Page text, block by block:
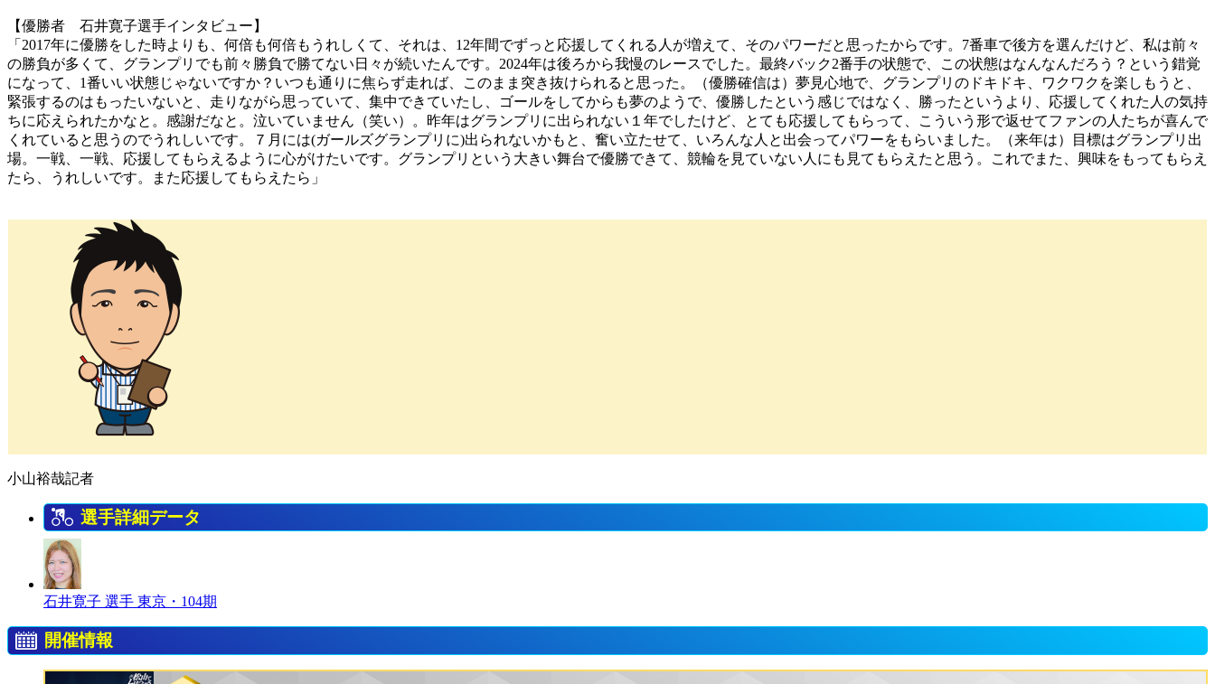
【優勝者 石井寛子選手インタビュー】
「2017年に優勝をした時よりも、何倍も何倍もうれしくて、それは、12年間でずっと応援してくれる人が増えて、そのパワーだと思ったからです。7番車で後方を選んだけど、私は前々
の勝負が多くて、グランプリでも前々勝負で勝てない日々が続いたんです。2024年は後ろから我慢のレースでした。最終バック2番手の状態で、この状態はなんなんだろう？という錯覚
になって、1番いい状態じゃないですか？いつも通りに焦らず走れば、このまま突き抜けられると思った。（優勝確信は）夢見心地で、グランプリのドキドキ、ワクワクを楽しもうと、
緊張するのはもったいないと、走りながら思っていて、集中できていたし、ゴールをしてからも夢のようで、優勝したという感じではなく、勝ったというより、応援してくれた人の気持
ちに応えられたかなと。感謝だなと。泣いていません（笑い）。昨年はグランプリに出られない１年でしたけど、とても応援してもらって、こういう形で返せてファンの人たちが喜んで
くれていると思うのでうれしいです。７月には(ガールズグランプリに)出られないかもと、奮い立たせて、いろんな人と出会ってパワーをもらいました。（来年は）目標はグランプリ出
場。一戦、一戦、応援してもらえるように心がけたいです。グランプリという大きい舞台で優勝できて、競輪を見ていない人にも見てもらえたと思う。これでまた、興味をもってもらえ
たら、うれしいです。また応援してもらえたら」
小山裕哉記者
選手詳細データ
石井寛子 選手 東京・104期
開催情報